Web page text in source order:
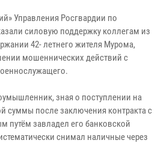
Управления Росгвардии по
силовую поддержку коллегам из
42- летнего жителя Мурома,
мошеннических действий с
зная о поступлении на
суммы после заключения контракта с
завладел его банковской
снимал наличные через